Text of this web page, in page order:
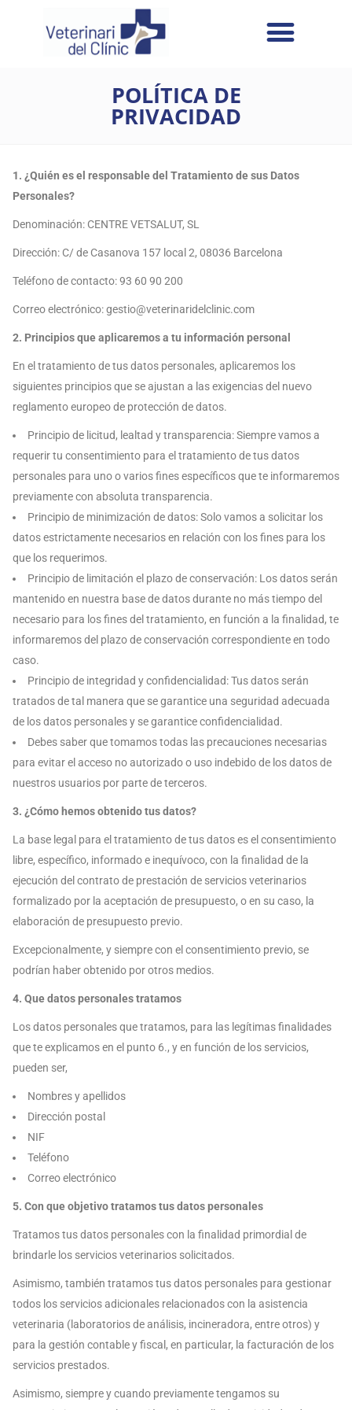
POLÍTICA DE
PRIVACIDAD
1. ¿Quién es el responsable del Tratamiento de sus Datos
Personales?
Denominación: CENTRE VETSALUT, SL
Dirección: C/ de Casanova 157 local 2, 08036 Barcelona
Teléfono de contacto: 93 60 90 200
Correo electrónico: gestio@veterinaridelclinic.com
2. Principios que aplicaremos a tu información personal
En el tratamiento de tus datos personales, aplicaremos los
siguientes principios que se ajustan a las exigencias del nuevo
reglamento europeo de protección de datos.
Principio de licitud, lealtad y transparencia: Siempre vamos a
requerir tu consentimiento para el tratamiento de tus datos
personales para uno o varios fines específicos que te informaremos
previamente con absoluta transparencia.
Principio de minimización de datos: Solo vamos a solicitar los
datos estrictamente necesarios en relación con los fines para los
que los requerimos.
Principio de limitación el plazo de conservación: Los datos serán
mantenido en nuestra base de datos durante no más tiempo del
necesario para los fines del tratamiento, en función a la finalidad, te
informaremos del plazo de conservación correspondiente en todo
caso.
Principio de integridad y confidencialidad: Tus datos serán
tratados de tal manera que se garantice una seguridad adecuada
de los datos personales y se garantice confidencialidad.
Debes saber que tomamos todas las precauciones necesarias
para evitar el acceso no autorizado o uso indebido de los datos de
nuestros usuarios por parte de terceros.
3. ¿Cómo hemos obtenido tus datos?
La base legal para el tratamiento de tus datos es el consentimiento
libre, específico, informado e inequívoco, con la finalidad de la
ejecución del contrato de prestación de servicios veterinarios
formalizado por la aceptación de presupuesto, o en su caso, la
elaboración de presupuesto previo.
Excepcionalmente, y siempre con el consentimiento previo, se
podrían haber obtenido por otros medios.
4. Que datos personales tratamos
Los datos personales que tratamos, para las legítimas finalidades
que te explicamos en el punto 6., y en función de los servicios,
pueden ser,
Nombres y apellidos
Dirección postal
NIF
Teléfono
Correo electrónico
5. Con que objetivo tratamos tus datos personales
Tratamos tus datos personales con la finalidad primordial de
brindarle los servicios veterinarios solicitados.
Asimismo, también tratamos tus datos personales para gestionar
todos los servicios adicionales relacionados con la asistencia
veterinaria (laboratorios de análisis, incineradora, entre otros) y
para la gestión contable y fiscal, en particular, la facturación de los
servicios prestados.
Asimismo, siempre y cuando previamente tengamos su